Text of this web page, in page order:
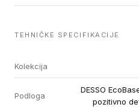
TEHNIČKE SPECIFIKACIJE
Kolekcija
Podloga
DESSO
pozitivno